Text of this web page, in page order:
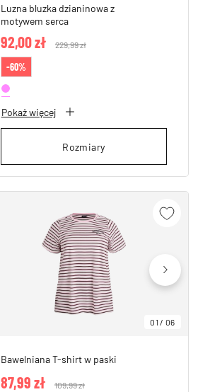
Luzna bluzka dzianinowa z
motywem serca
Price reduced from
229,99 złto
92,00 zł
-60%
Pokaż więcej
Rozmiary
01/ 06
Bawelniana T-shirt w paski
Price reduced from
109,99 złto
87,99 zł